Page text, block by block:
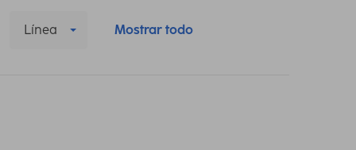
Línea Mostrar todo